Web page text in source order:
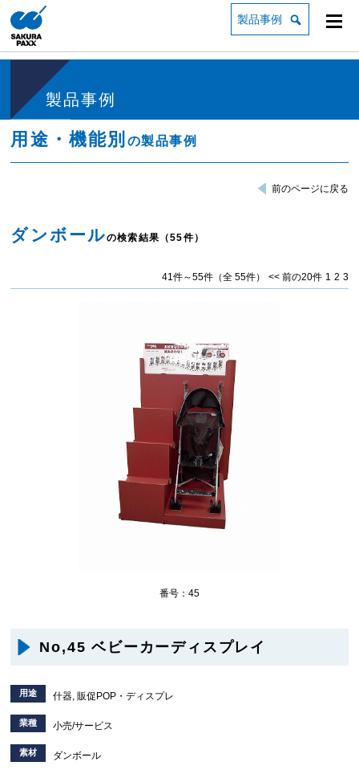
製品事例
製品事例
用途・機能別 の製品事例
前のページに戻る
ダンボールの検索結果（55件）
41件～55件（全 55件） << 前の20件 1 2 3
番号：45
No,45 ベビーカーディスプレイ
用途 什器, 販促POP・ディスプレ
業種 小売/サービス
素材 ダンボール